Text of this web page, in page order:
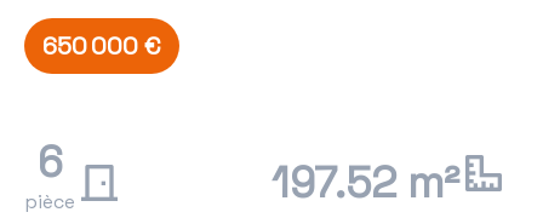
650 000 €
6
pièce 197.52 m²